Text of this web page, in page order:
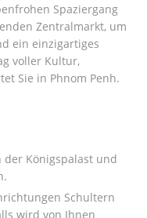
Spaziergang
Zentralmarkt, um
ein einzigartiges
voller Kultur,
Sie in Phnom Penh.
der Königspalast und
Schultern
wird von Ihnen